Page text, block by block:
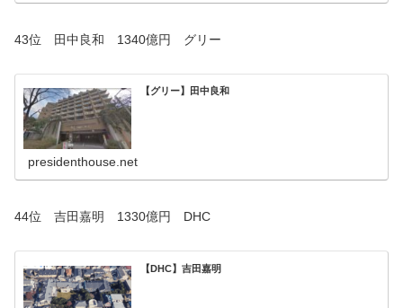
43位 田中良和 1340億円 グリー
【グリー】田中良和
presidenthouse.net
44位 吉田嘉明 1330億円 DHC
【DHC】吉田嘉明